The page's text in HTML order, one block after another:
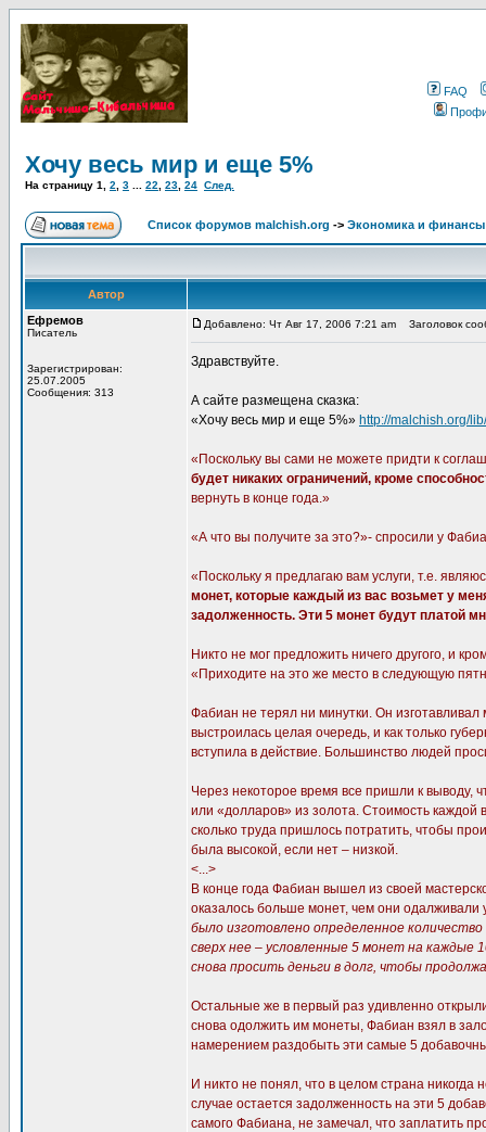
FAQ
Хочу весь мир и еще 5%
На страницу 1 2 3 22 23 24 След.
Список форумов malchish.org -> Экономика и финансы
Автор
Ефремов
Писатель
Зарегистрирован:
25.07.2005
Сообщения: 313
Добавлено: Чт Авг 17, 2006 7:21 am Заголовок
Здравствуйте.
А сайте размещена сказка:
«Хочу весь мир и еще 5%» http://malchish.org/
«Поскольку вы сами не можете придти к
будет никаких ограничений, кроме
вернуть в конце года.»
«А что вы получите за это?»- спросили у
«Поскольку я предлагаю вам услуги, т.е.
монет, которые каждый из вас возьмет у
задолженность. Эти 5 монет будут платой
Никто не мог предложить ничего другого, и
«Приходите на это же место в следующую
Фабиан не терял ни минутки. Он изготавливал
выстроилась целая очередь, и как только
вступила в действие. Большинство людей
Через некоторое время все пришли к выводу,
или «долларов» из золота. Стоимость каждой
сколько труда пришлось потратить, чтобы
была высокой, если нет – низкой.
<...>
В конце года Фабиан вышел из своей
оказалось больше монет, чем они
было изготовлено определенное
сверх нее – условленные 5 монет на каждые
снова просить деньги в долг, чтобы
Остальные же в первый раз удивленно
снова одолжить им монеты, Фабиан взял в
намерением раздобыть эти самые 5
И никто не понял, что в целом страна
случае остается задолженность на эти 5
самого Фабиана, не замечал, что заплатить